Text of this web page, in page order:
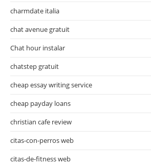
charmdate italia
chat avenue gratuit
Chat hour instalar
chatstep gratuit
cheap essay writing service
cheap payday loans
christian cafe review
citas-con-perros web
citas-de-fitness web